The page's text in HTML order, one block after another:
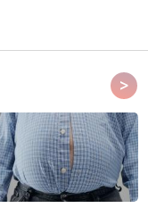
>